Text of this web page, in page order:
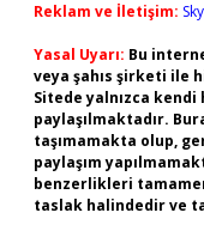
Reklam ve İletişim:
Yasal Uyarı: Bu
veya şahıs şirketi ile
Sitede yalnızca kendi
paylaşılmaktadır.
taşımamakta olup,
paylaşım
benzerlikleri
taslak halindedir ve